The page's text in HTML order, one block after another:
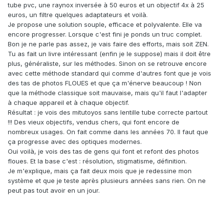
tube pvc, une raynox inversée à 50 euros et un objectif 4x à 25
euros, un filtre quelques adaptateurs et voilà.
Je propose une solution souple, efficace et polyvalente. Elle va
encore progresser. Lorsque c'est fini je ponds un truc complet.
Bon je ne parle pas assez, je vais faire des efforts, mais soit ZEN.
Tu as fait un livre intéressant (enfin je le suppose) mais il doit être
plus, généraliste, sur les méthodes. Sinon on se retrouve encore
avec cette méthode standard qui comme d'autres font que je vois
des tas de photos FLOUES et que ça m'énerve beaucoup ! Non
que la méthode classique soit mauvaise, mais qu'il faut l'adapter
à chaque appareil et à chaque objectif.
Résultat : je vois des mitutoyos sans lentille tube correcte partout
!!! Des vieux objectifs, vendus chers, qui font encore de
nombreux usages. On fait comme dans les années 70. Il faut que
ça progresse avec des optiques modernes.
Oui voilà, je vois des tas de gens qui font et refont des photos
floues. Et la base c'est : résolution, stigmatisme, définition.
Je m'explique, mais ça fait deux mois que je redessine mon
système et que je teste après plusieurs années sans rien. On ne
peut pas tout avoir en un jour.